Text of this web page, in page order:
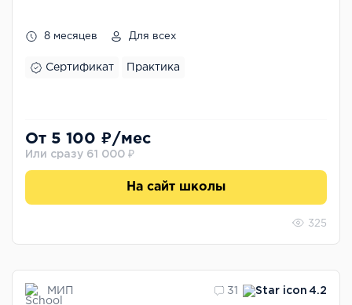
8 месяцев Для всех
Сертификат Практика
От 5 100 ₽/мес
Или сразу 61 000 ₽
На сайт школы
325
МИП 31 4.2